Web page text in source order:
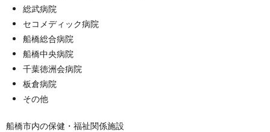
総武病院
セコメディック病院
船橋総合病院
船橋中央病院
千葉徳洲会病院
板倉病院
その他
船橋市内の保健・福祉関係施設